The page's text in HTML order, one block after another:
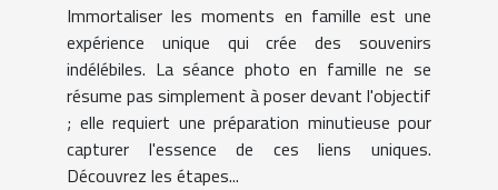
Immortaliser les moments en famille est une
expérience unique qui crée des souvenirs
indélébiles. La séance photo en famille ne se
résume pas simplement à poser devant l'objectif
; elle requiert une préparation minutieuse pour
capturer l'essence de ces liens uniques.
Découvrez les étapes...